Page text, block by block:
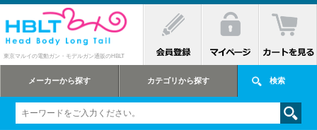
東京マルイの電動ガン・モデルガン通販のHBLT
メーカーから探す カテゴリから探す 検索